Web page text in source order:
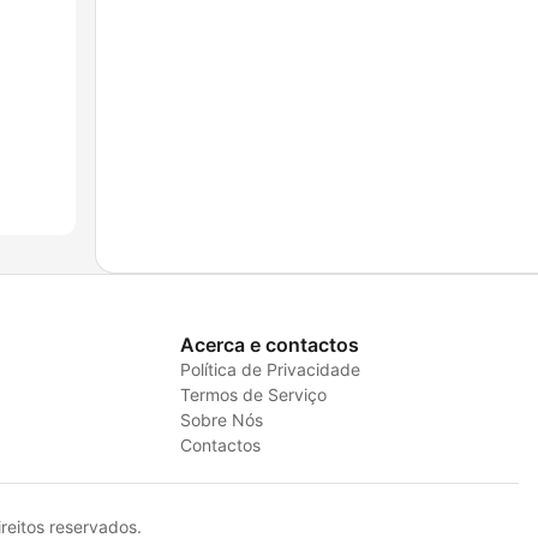
Acerca e contactos
Política de Privacidade
Termos de Serviço
Sobre Nós
Contactos
reservados.